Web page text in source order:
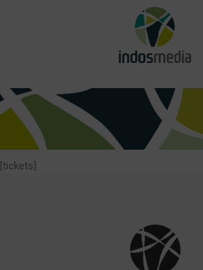
[tickets]